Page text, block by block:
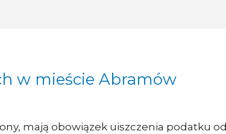
w mieście Abramów
mają obowiązek uiszczenia podatku od